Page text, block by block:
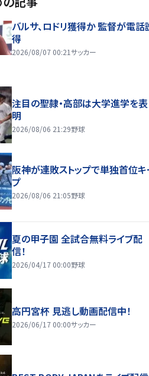
バルサ、ロドリ獲得か 監督が電話
得
2026/08/07 00:21サッカー
注目の聖隷・高部は大学進学を表
明
2026/08/06 21:29野球
阪神が連敗ストップで単独首位キ
プ
2026/08/06 21:05野球
夏の甲子園 全試合無料ライブ配
信！
2026/04/17 00:00野球
高円宮杯 見逃し動画配信中！
2026/06/17 00:00サッカー